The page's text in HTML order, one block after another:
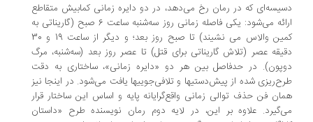
که در رمان رخ می‌دهد،‌ در دو دایره زمانی کمابیش متقاطع
ارائه می‌شود: یکی فاصله زمانی روز سه‌شنبه ساعت 6 صبح (گاریناتی به
کمین والاس می نشیند) تا صبح روز بعد؛ و دیگر از ساعت 19 و 30
عصر (تلاش گاریناتی برای قتل) تا عصر روز بعد (سه‌شنبه،‌ مرگ
در حدفاصل بین هر دو‌ «دایره زمانی»،‌ ساختاری به دقت
شده از پیش‌دستیها و تلافی‌جوییها یافت می‌شود. در اینجا نیز
فن حذف توالی زمانی واقع‌گرایانه پایه و اساس این ساختار قرار
علاوه بر این، در لایه دوم رمان نویسنده طرح «داستان